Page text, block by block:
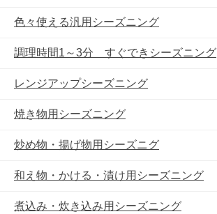
色々使える汎用シーズニング
調理時間1～3分 すぐできシーズニング
レンジアップシーズニング
焼き物用シーズニング
炒め物・揚げ物用シーズニグ
和え物・かける・漬け用シーズニング
煮込み・炊き込み用シーズニング